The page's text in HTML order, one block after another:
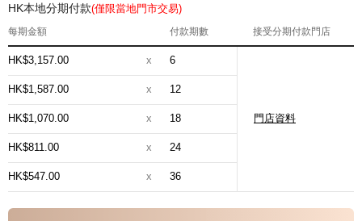
HK本地分期付款(僅限當地門市交易)
每期金額 付款期數 接受分期付款門店
HK$3,157.00 x 6
門店資料
HK$1,587.00 x 12
HK$1,070.00 x 18
HK$811.00 x 24
HK$547.00 x 36